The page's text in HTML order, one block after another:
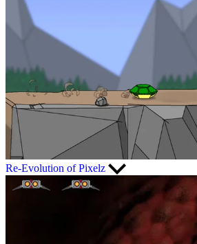
Re-Evolution of Pixelz